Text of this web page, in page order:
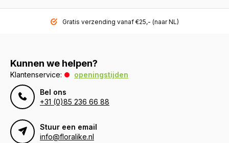
Gratis verzending vanaf €25,- (naar NL)
Kunnen we helpen?
Klantenservice:
openingstijden
Bel ons
+31 (0)85 236 66 88
Stuur een email
info@floralike.nl